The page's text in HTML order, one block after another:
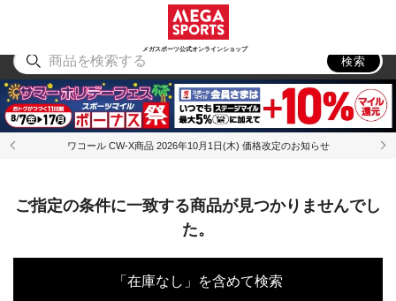
メガスポーツ公式オンラインショップ
アウトドア
検索
ワコール CW-X商品 2026年10月1日(木) 価格改定のお知らせ
ご指定の条件に一致する商品が見つかりませんでし
た。
「在庫なし」を含めて検索